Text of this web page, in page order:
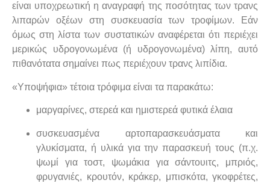
είναι υποχρεωτική η αναγραφή της ποσότητας των τρανς
λιπαρών οξέων στη συσκευασία των τροφίμων. Εάν
όμως στη λίστα των συστατικών αναφέρεται ότι περιέχει
μερικώς υδρογονωμένα (ή υδρογονωμένα) λίπη, αυτό
πιθανότατα σημαίνει πως περιέχουν τρανς λιπίδια.
«Υποψήφια» τέτοια τρόφιμα είναι τα παρακάτω:
μαργαρίνες, στερεά και ημιστερεά φυτικά έλαια
συσκευασμένα αρτοπαρασκευάσματα και
γλυκίσματα, ή υλικά για την παρασκευή τους (π.χ.
ψωμί για τοστ, ψωμάκια για σάντουιτς, μπριός,
φρυγανιές, κρουτόν, κράκερ, μπισκότα, γκοφρέτες,